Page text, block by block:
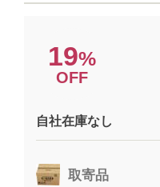
19%
OFF
自社在庫なし
取寄品